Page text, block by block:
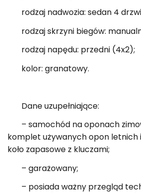
rodzaj nadwozia: sedan 4
rodzaj skrzyni biegów:
rodzaj napędu: przedni (4x2);
kolor: granatowy.
Dane uzupełniające:
– samochód na oponach
komplet używanych opon letnich
koło zapasowe z kluczami;
– garażowany;
– posiada ważny przegląd